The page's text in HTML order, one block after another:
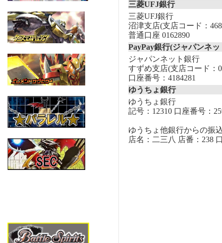
三菱UFJ銀行
三菱UFJ銀行
沼津支店(支店コード：
普通口座 0162890
PayPay銀行(ジャパンネ
ジャパンネット銀行
すずめ支店(支店コード：
口座番号：4184281
ゆうちょ銀行
ゆうちょ銀行
記号：12310 口座番号：
ゆうちょ他銀行からの振
店名：二三八 店番：238